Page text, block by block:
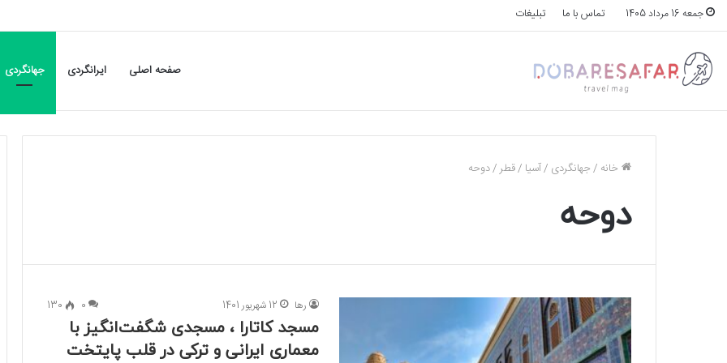
جمعه 16 مرداد 1405 تماس با ما تبلیغات
صفحه اصلی ایرانگردی جهانگردی
خانه /جهانگردی /آسیا /قطر/دوحه
دوحه
رها 12 شهریور 1401 0
130
مسجد کاتارا ، مسجدی شگفت‌انگیز با
معماری ایرانی و ترکی در قلب پایتخت